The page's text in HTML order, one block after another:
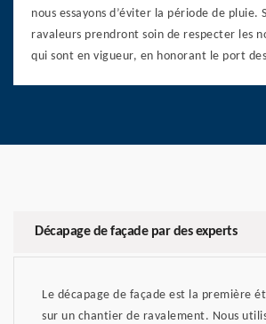
nous essayons d’éviter la période de pluie.
ravaleurs prendront soin de respecter les
qui sont en vigueur, en honorant le port
Décapage de façade par des experts
Le décapage de façade est la première
sur un chantier de ravalement. Nous